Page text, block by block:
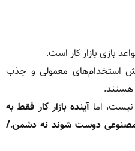
بازی بازار کار است.
استخدام‌های معمولی و جذب
هستند.
نیست، اماآینده بازار کار فقط به
مصنوعی دوست شوند نه دشمن./